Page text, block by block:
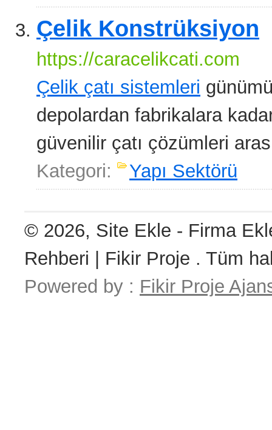
Çelik Konstrüksiyon
https://caracelikcati.com
Çelik çatı sistemleri
depolardan fabrikalara
güvenilir çatı çözümleri
Kategori:
Yapı Sektörü
© 2026, Site Ekle - Firma
Rehberi | Fikir Proje . Tüm
Powered by : Fikir Proje